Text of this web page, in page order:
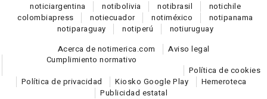
noticiargentina notibolivia notibrasil notichile
colombiapress notiecuador notiméxico notipanama
notiparaguay notiperú notiuruguay
Acerca de notimerica.com
Aviso legal
Cumplimiento normativo
Política de cookies
Política de privacidad
Kiosko Google Play
Hemeroteca
Publicidad estatal